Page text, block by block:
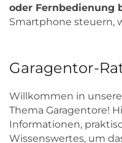
oder Fernbedienung
Smartphone steuern,
Garagentor-
Willkommen in
Thema Garagentore!
Informationen,
Wissenswertes, um